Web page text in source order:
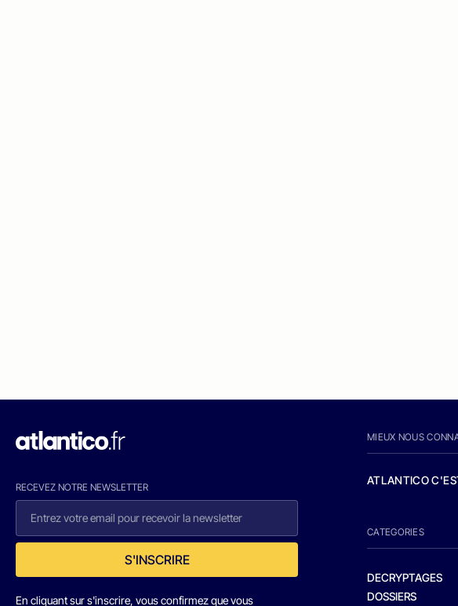
RECEVEZ NOTRE NEWSLETTER
S'INSCRIRE
En cliquant sur s'inscrire, vous confirmez que vous
MIEUX NOUS
ATLANTICO
CATEGORIES
DECRYPTAGES
DOSSIERS